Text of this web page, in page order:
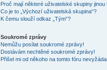
Proč mají některé uživatelské skupiny jinou
Co je to „Výchozí uživatelská skupina“?
K čemu slouží odkaz „Tým“?
Soukromé zprávy
Nemůžu posílat soukromé zprávy!
Dostávám nechtěné soukromé zprávy!
Přišel mi od někoho na tomto fóru